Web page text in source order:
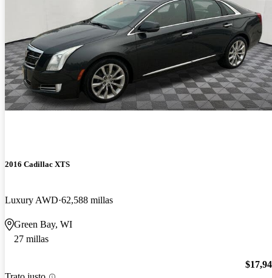
2016 Cadillac XTS
Luxury AWD 62,588 millas
Green Bay, WI
27 millas